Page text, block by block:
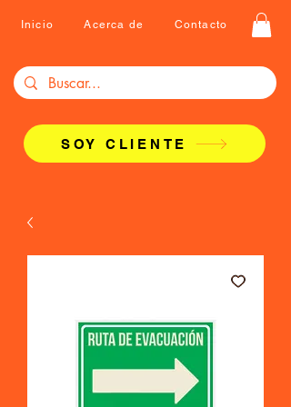
Inicio Acerca de Contacto
SOY CLIENTE